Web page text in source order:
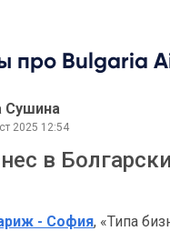
про Bulgaria
Сушина
2025 12:54
в
- София, «Типа